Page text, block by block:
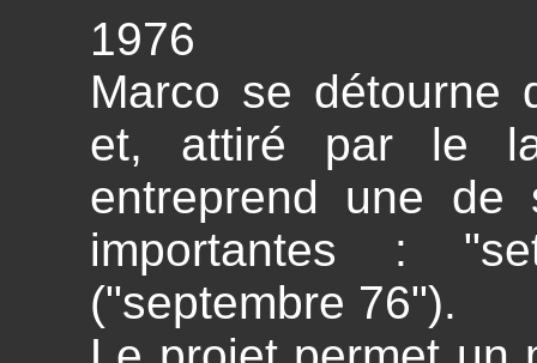
1976
Marco se détourne
et, attiré par le
entreprend une
importantes :
("septembre 76").